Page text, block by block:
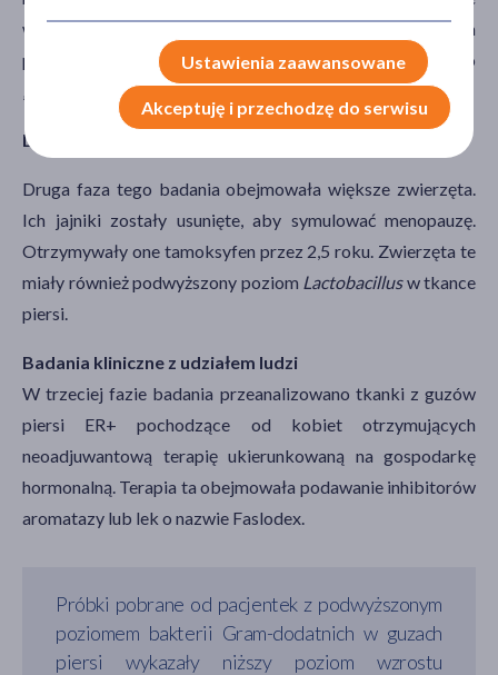
wykazywały zmniejszone tworzenie i proliferację guza
piersi pod wpływem swojego mikrobiomu piersi, którego
„kondycja” była indukowana podaniem bakterii.
Druga faza badania nad mikrobiomem piersi
Druga faza tego badania obejmowała większe zwierzęta.
Ich jajniki zostały usunięte, aby symulować menopauzę.
Otrzymywały one tamoksyfen przez 2,5 roku. Zwierzęta te
miały również podwyższony poziom Lactobacillusw tkance
piersi.
Badania kliniczne z udziałem ludzi
W trzeciej fazie badania przeanalizowano tkanki z guzów
piersi ER+ pochodzące od kobiet otrzymujących
neoadjuwantową terapię ukierunkowaną na gospodarkę
hormonalną. Terapia ta obejmowała podawanie inhibitorów
aromatazy lub lek o nazwie Faslodex.
Próbki pobrane od pacjentek z podwyższonym
poziomem bakterii Gram-dodatnich w guzach
piersi wykazały niższy poziom wzrostu
Ustawienia zaawansowane
Akceptuję i przechodzę do serwisu